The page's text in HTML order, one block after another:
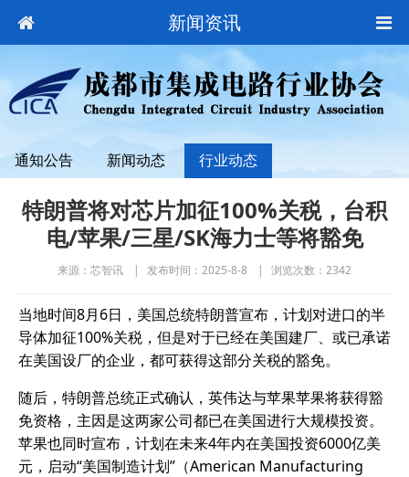
新闻资讯
通知公告 新闻动态 行业动态
特朗普将对芯片加征100%关税，台积
电/苹果/三星/SK海力士等将豁免
来源：芯智讯 发布时间：2025-8-8 浏览次数：2342
当地时间8月6日，美国总统特朗普宣布，计划对进口的半
导体加征100%关税，但是对于已经在美国建厂、或已承诺
在美国设厂的企业，都可获得这部分关税的豁免。
随后，特朗普总统正式确认，英伟达与苹果苹果将获得豁
免资格，主因是这两家公司都已在美国进行大规模投资。
苹果也同时宣布，计划在未来4年内在美国投资6000亿美
元，启动“美国制造计划”（American Manufacturing